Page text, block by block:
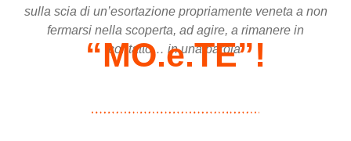
sulla scia di un’esortazione propriamente veneta a non
fermarsi nella scoperta, ad agire, a rimanere in
contatto… in una parola
“MO.e.TE”!